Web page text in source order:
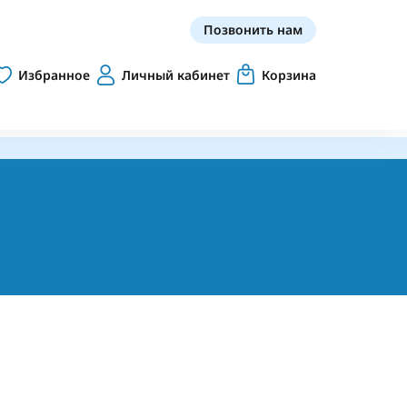
Позвонить нам
Избранное Личный кабинет Корзина